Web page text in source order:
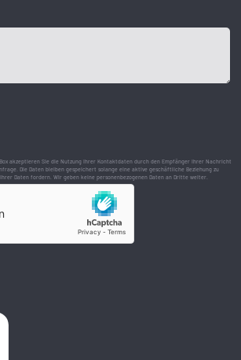
akzeptieren Sie die Nutzung Ihrer Kontaktdaten durch den Empfänger Ihrer Nachricht
Die Daten bleiben gespeichert solange eine aktive geschäftliche Beziehung zu
Daten fordern. Wir geben keine personenbezogenen Daten an Dritte weiter.